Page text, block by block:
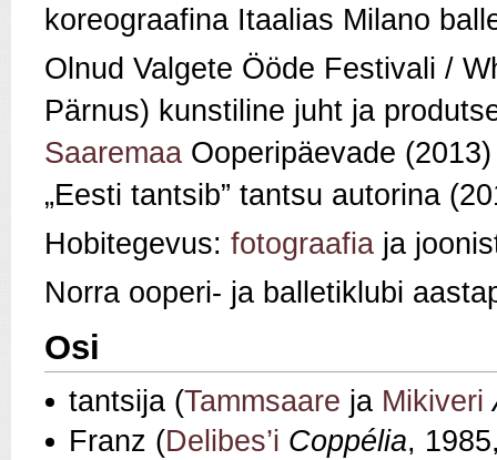
koreograafina Itaalias Milano
Olnud Valgete Ööde Festivali /
Pärnus) kunstiline juht ja
Saaremaa Ooperipäevade
„Eesti tantsib” tantsu autorina
Hobitegevus: fotograafia ja
Norra ooperi- ja balletiklubi
Osi
tantsija (Tammsaare ja Mikiveri
Franz (Delibes’i Coppélia,